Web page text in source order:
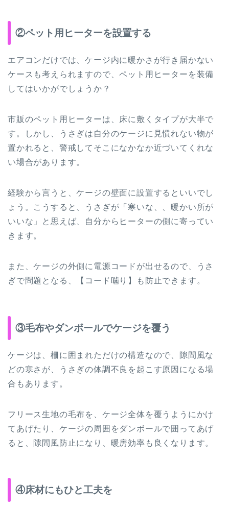
②ペット用ヒーターを設置する
エアコンだけでは、ケージ内に暖かさが行き届かない
ケースも考えられますので、ペット用ヒーターを装備
してはいかがでしょうか？
市販のペット用ヒーターは、床に敷くタイプが大半で
す。しかし、うさぎは自分のケージに見慣れない物が
置かれると、警戒してそこになかなか近づいてくれな
い場合があります。
経験から言うと、ケージの壁面に設置するといいでし
ょう。こうすると、うさぎが「寒いな、、暖かい所が
いいな」と思えば、自分からヒーターの側に寄ってい
きます。
また、ケージの外側に電源コードが出せるので、うさ
ぎで問題となる、【コード噛り】も防止できます。
③毛布やダンボールでケージを覆う
ケージは、柵に囲まれただけの構造なので、隙間風な
どの寒さが、うさぎの体調不良を起こす原因になる場
合もあります。
フリース生地の毛布を、ケージ全体を覆うようにかけ
てあげたり、ケージの周囲をダンボールで囲ってあげ
ると、隙間風防止になり、暖房効率も良くなります。
④床材にもひと工夫を